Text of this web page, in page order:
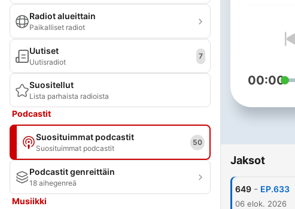
Radiot alueittain
Paikalliset radiot
Uutiset
Uutisradiot
7
Suositellut
Lista parhaista radioista
Podcastit
Suosituimmat podcastit
Suosituimmat podcastit
50
Podcastit genreittäin
18 aihegenreä
Musiikki
00:00
Jaksot
649 - EP.633
06 elok. 2026